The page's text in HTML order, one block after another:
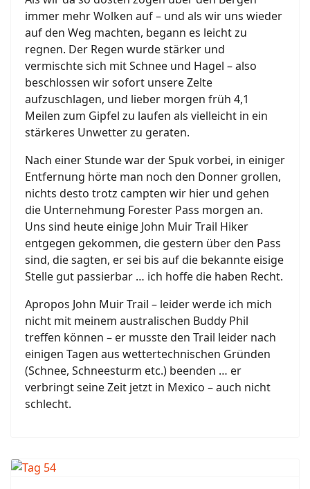
immer mehr Wolken auf – und als wir uns wieder
auf den Weg machten, begann es leicht zu
regnen. Der Regen wurde stärker und
vermischte sich mit Schnee und Hagel – also
beschlossen wir sofort unsere Zelte
aufzuschlagen, und lieber morgen früh 4,1
Meilen zum Gipfel zu laufen als vielleicht in ein
stärkeres Unwetter zu geraten.
Nach einer Stunde war der Spuk vorbei, in einiger
Entfernung hörte man noch den Donner grollen,
nichts desto trotz campten wir hier und gehen
die Unternehmung Forester Pass morgen an.
Uns sind heute einige John Muir Trail Hiker
entgegen gekommen, die gestern über den Pass
sind, die sagten, er sei bis auf die bekannte eisige
Stelle gut passierbar … ich hoffe die haben Recht.
Apropos John Muir Trail – leider werde ich mich
nicht mit meinem australischen Buddy Phil
treffen können – er musste den Trail leider nach
einigen Tagen aus wettertechnischen Gründen
(Schnee, Schneesturm etc.) beenden … er
verbringt seine Zeit jetzt in Mexico – auch nicht
schlecht.